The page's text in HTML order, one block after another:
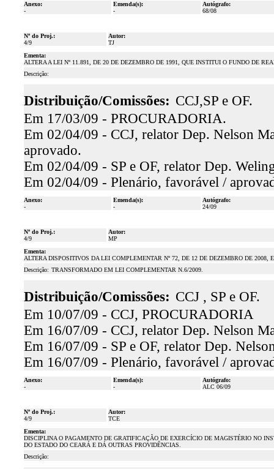
Anexo:
-
Emenda(s):
-
Autógrafo:
68/08
Nº do Proj.:
4/9
Autor:
TJ
Ementa:
ALTERA A LEI Nº 11.891, DE 20 DE DEZEMBRO DE 1991, QUE INSTITUI O FUNDO DE
Descrição:
Distribuição/Comissões: CCJ,SP e OF.
Em 17/03/09 - PROCURADORIA.
Em 02/04/09 - CCJ, relator Dep. Nelson
aprovado.
Em 02/04/09 - SP e OF, relator Dep.
Em 02/04/09 - Plenário, favorável /
Anexo:
-
Emenda(s):
-
Autógrafo:
24/09
Nº do Proj.:
4/9
Autor:
MP
Ementa:
ALTERA DISPOSITIVOS DA LEI COMPLEMENTAR Nº 72, DE 12 DE DEZEMBRO DE 2008,
Descrição: TRANSFORMADO EM LEI COMPLEMENTAR N.6/2009.
Distribuição/Comissões: CCJ , SP e OF.
Em 10/07/09 - CCJ, PROCURADORIA
Em 16/07/09 - CCJ, relator Dep. Nelson
Em 16/07/09 - SP e OF, relator Dep.
Em 16/07/09 - Plenário, favorável /
Anexo:
-
Emenda(s):
-
Autógrafo:
ALC 06/09
Nº do Proj.:
4/9
Autor:
TCE
Ementa:
DISCIPLINA O PAGAMENTO DE GRATIFICAÇÃO DE EXERCÍCIO DE MAGISTÉRIO NO
DO ESTADO DO CEARÁ E DÁ OUTRAS PROVIDÊNCIAS.
Descrição: